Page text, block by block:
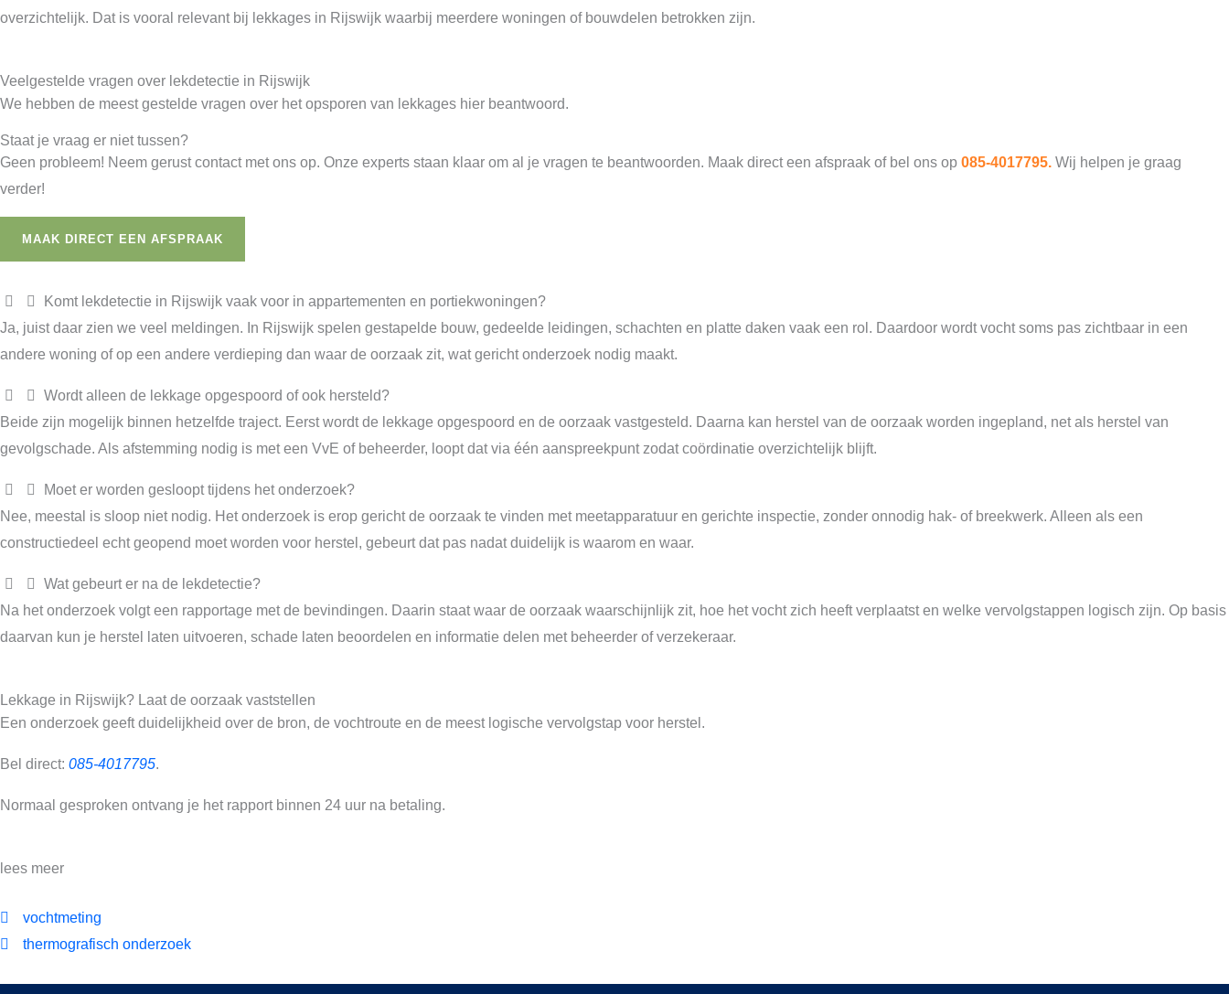
overzichtelijk. Dat is vooral relevant bij lekkages in Rijswijk waarbij meerdere woningen of bouwdelen betrokken zijn.
Veelgestelde vragen over lekdetectie in Rijswijk
We hebben de meest gestelde vragen over het opsporen van lekkages hier beantwoord.
Staat je vraag er niet tussen?
Geen probleem! Neem gerust contact met ons op. Onze experts staan klaar om al je vragen te beantwoorden. Maak direct een afspraak of bel ons op 085-4017795. Wij helpen je graag
verder!
MAAK DIRECT EEN AFSPRAAK
Komt lekdetectie in Rijswijk vaak voor in appartementen en portiekwoningen?
Ja, juist daar zien we veel meldingen. In Rijswijk spelen gestapelde bouw, gedeelde leidingen, schachten en platte daken vaak een rol. Daardoor wordt vocht soms pas zichtbaar in een
andere woning of op een andere verdieping dan waar de oorzaak zit, wat gericht onderzoek nodig maakt.
Wordt alleen de lekkage opgespoord of ook hersteld?
Beide zijn mogelijk binnen hetzelfde traject. Eerst wordt de lekkage opgespoord en de oorzaak vastgesteld. Daarna kan herstel van de oorzaak worden ingepland, net als herstel van
gevolgschade. Als afstemming nodig is met een VvE of beheerder, loopt dat via één aanspreekpunt zodat coördinatie overzichtelijk blijft.
Moet er worden gesloopt tijdens het onderzoek?
Nee, meestal is sloop niet nodig. Het onderzoek is erop gericht de oorzaak te vinden met meetapparatuur en gerichte inspectie, zonder onnodig hak- of breekwerk. Alleen als een
constructiedeel echt geopend moet worden voor herstel, gebeurt dat pas nadat duidelijk is waarom en waar.
Wat gebeurt er na de lekdetectie?
Na het onderzoek volgt een rapportage met de bevindingen. Daarin staat waar de oorzaak waarschijnlijk zit, hoe het vocht zich heeft verplaatst en welke vervolgstappen logisch zijn. Op basis
daarvan kun je herstel laten uitvoeren, schade laten beoordelen en informatie delen met beheerder of verzekeraar.
Lekkage in Rijswijk? Laat de oorzaak vaststellen
Een onderzoek geeft duidelijkheid over de bron, de vochtroute en de meest logische vervolgstap voor herstel.
Bel direct: 085-4017795.
Normaal gesproken ontvang je het rapport binnen 24 uur na betaling.
lees meer
vochtmeting
thermografisch onderzoek